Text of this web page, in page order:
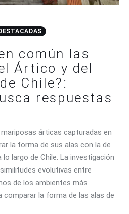
común las
Ártico y del
Chile?:
respuestas
árticas capturadas en
la forma de sus alas con la de
largo de Chile. La investigación
evolutivas entre
de los ambientes más
comparar la forma de las alas de